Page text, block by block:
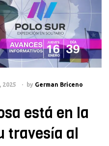
2025 by German Briceno
está en la
travesía al